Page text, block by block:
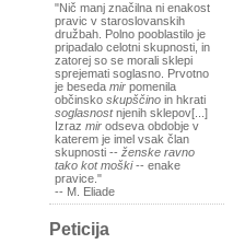
"Nič manj značilna ni enakost
pravic v staroslovanskih
družbah. Polno pooblastilo je
pripadalo celotni skupnosti, in
zatorej so se morali sklepi
sprejemati soglasno. Prvotno
je beseda mir pomenila
občinsko skupščino in hkrati
soglasnostnjenih sklepov[...]
Izraz mir odseva obdobje v
katerem je imel vsak član
skupnosti -- ženske ravno
tako kot moški-- enake
pravice."
-- M. Eliade
Peticija